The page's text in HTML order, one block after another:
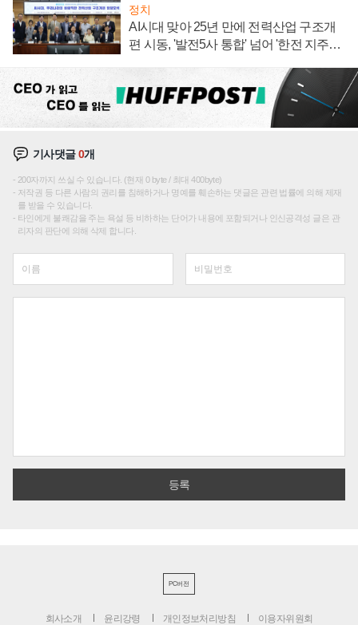
정치
AI시대 맞아 25년 만에 전력산업 구조개
편 시동, '발전5사 통합' 넘어 '한전 지주사'
기사댓글0개
200자까지 쓰실 수 있습니다. (현재 0 byte / 최대 400byte)
저작권 등 다른 사람의 권리를 침해하거나 명예를 훼손하는 댓글은 관련 법률에 의해 제재
를 받을 수 있습니다.
타인에게 불쾌감을 주는 욕설 등 비하하는 단어가 내용에 포함되거나 인신공격성 글은 관
리자의 판단에 의해 삭제 합니다.
PC버전
회사소개 윤리강령 개인정보처리방침 이용자위원회